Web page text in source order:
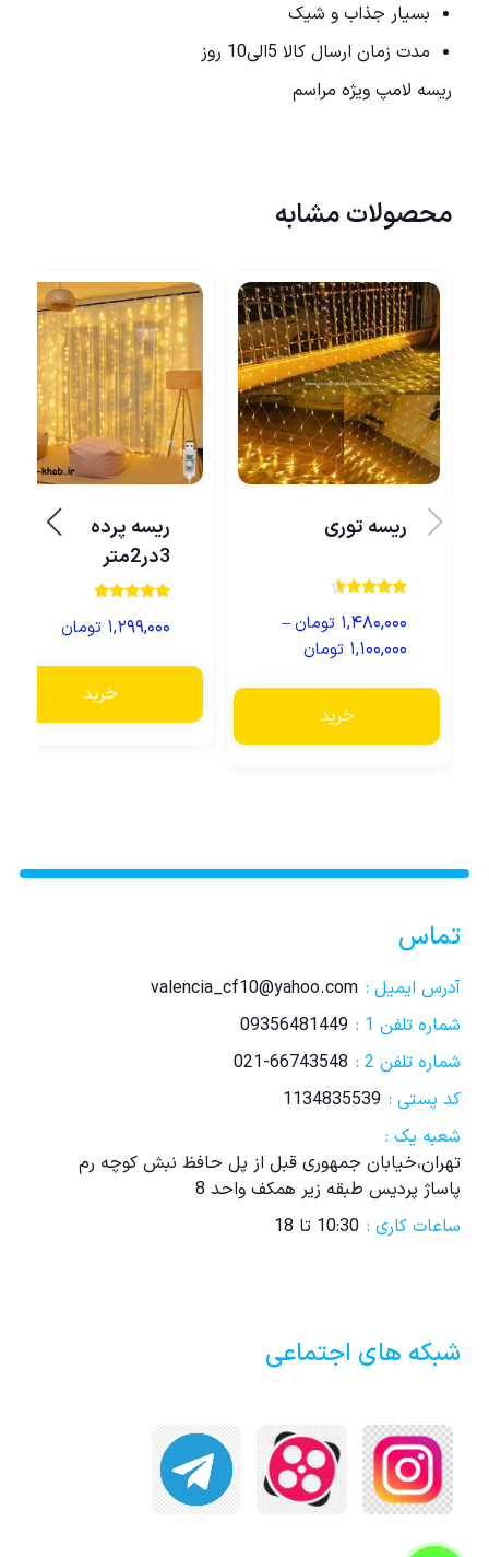
بسیار جذاب و شیک
مدت زمان ارسال کالا 5الی10 روز
ریسه لامپ ویژه مراسم
محصولات مشابه
ریسه توری
4.33
۱,۴۸۰,۰۰۰ تومان–
۱,۱۰۰,۰۰۰ تومان
خرید
ریسه پرده
3در2متر
5.00
۱,۲۹۹,۰۰۰ تومان
خرید
تماس
آدرس ایمیل : valencia_cf10@yahoo.com
شماره تلفن 1 :
09356481449
شماره تلفن 2 :
021-66743548
کد پستی : 1134835539
شعبه یک :
تهران،خیابان جمهوری قبل از پل حافظ نبش کوچه رم
پاساژ پردیس طبقه زیر همکف واحد 8
ساعات کاری : 10:30 تا 18
شبکه های اجتماعی